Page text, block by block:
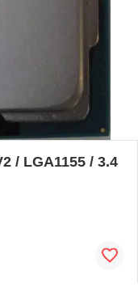
/ LGA1155 / 3.4